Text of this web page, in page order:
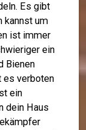
Es gibt
kannst um
ist immer
ein
Bienen
es verboten
ein
dein Haus